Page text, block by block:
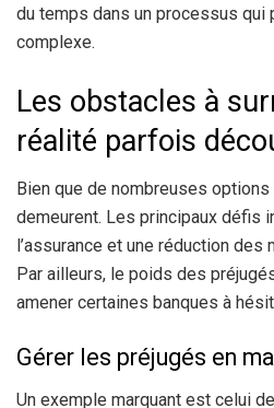
du temps dans un processus qui
complexe.
Les obstacles à
réalité parfois
Bien que de nombreuses
demeurent. Les principaux défis
l’assurance et une réduction des
Par ailleurs, le poids des
amener certaines banques à
Gérer les préjugés en
Un exemple marquant est celui